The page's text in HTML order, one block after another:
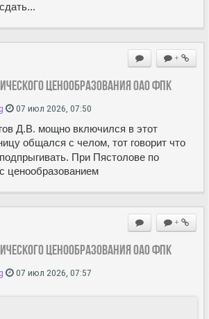
+
ценообразования ОАО ФПК
07 июл 2026, 07:50
Д.В. мощно включился в этот
общался с челом, тот говорит что
При Пястолове по
ценообразованием
+
ценообразования ОАО ФПК
07 июл 2026, 07:57